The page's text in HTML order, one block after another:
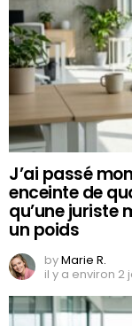
J’ai passé
enceinte de
qu’une juriste
un poids
byMarie R.
il y a environ 2